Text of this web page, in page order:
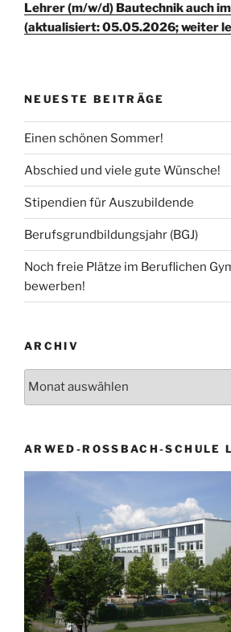
Lehrer (m/w/d) Bautechnik auch
(aktualisiert: 05.05.2026; weiter
NEUESTE BEITRÄGE
Einen schönen Sommer!
Abschied und viele gute Wünsche!
Stipendien für Auszubildende
Berufsgrundbildungsjahr (BGJ)
Noch freie Plätze im Beruflichen
bewerben!
ARCHIV
ARWED-ROSSBACH-SCHULE